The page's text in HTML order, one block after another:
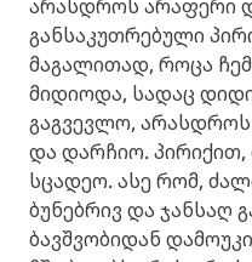
არასდროს არაფერი
განსაკუთრებული
მაგალითად, როცა
მიდიოდა, სადაც
გაგვევლო, არასდროს
და დარჩიო. პირიქით,
სცადეო. ასე რომ,
ბუნებრივ და ჯანსაღ
ბავშვობიდან